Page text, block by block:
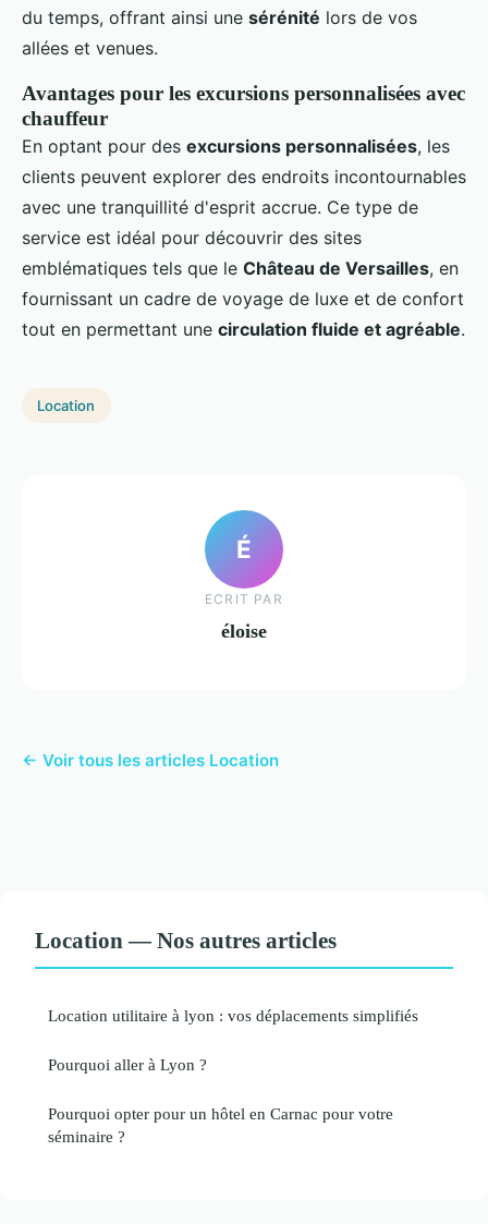
du temps, offrant ainsi une sérénité lors de vos
allées et venues.
Avantages pour les excursions personnalisées avec
chauffeur
En optant pour des excursions personnalisées, les
clients peuvent explorer des endroits incontournables
avec une tranquillité d'esprit accrue. Ce type de
service est idéal pour découvrir des sites
emblématiques tels que le Château de Versailles, en
fournissant un cadre de voyage de luxe et de confort
tout en permettant une circulation fluide et agréable.
Location
É
ECRIT PAR
éloise
← Voir tous les articles Location
Location — Nos autres articles
Location utilitaire à lyon : vos déplacements simplifiés
Pourquoi aller à Lyon ?
Pourquoi opter pour un hôtel en Carnac pour votre
séminaire ?